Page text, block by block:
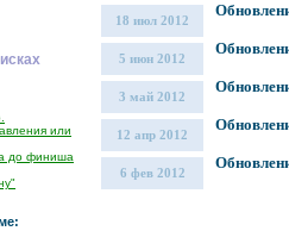
или
до финиша
18 июл 2012
5 июн 2012
3 май 2012
12 апр 2012
6 фев 2012